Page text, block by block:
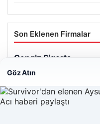
Son Eklenen Firmalar
Göz Atın